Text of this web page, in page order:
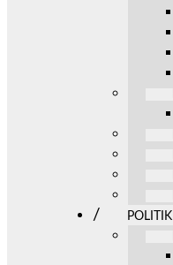
POLITIK